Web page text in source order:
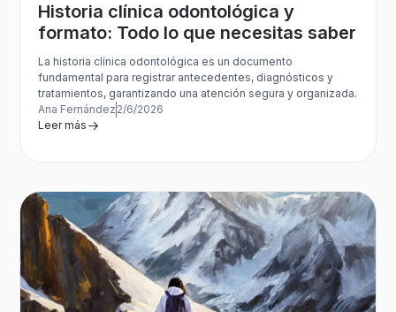
Historia clínica odontológica y
formato: Todo lo que necesitas saber
La historia clínica odontológica es un documento
fundamental para registrar antecedentes, diagnósticos y
tratamientos, garantizando una atención segura y organizada.
Ana Fernández 2/6/2026
Leer más